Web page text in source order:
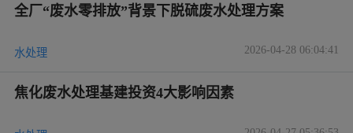
全厂“废水零排放”背景下脱硫废水处理方案
水处理 2026-04-28 06:04:41
焦化废水处理基建投资4大影响因素